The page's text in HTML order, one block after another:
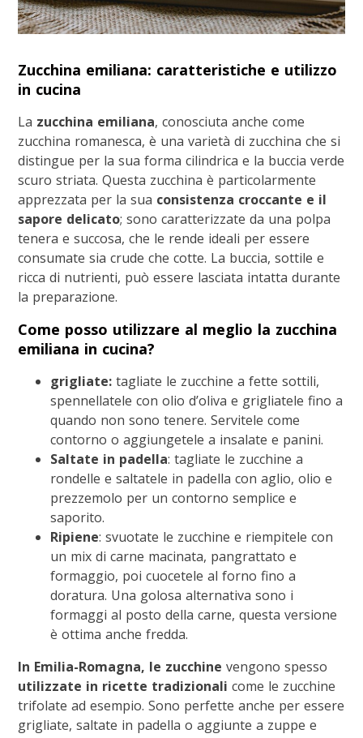
Zucchina emiliana: caratteristiche e utilizzo
in cucina
La zucchina emiliana, conosciuta anche come
zucchina romanesca, è una varietà di zucchina che si
distingue per la sua forma cilindrica e la buccia verde
scuro striata. Questa zucchina è particolarmente
apprezzata per la sua consistenza croccante e il
sapore delicato; sono caratterizzate da una polpa
tenera e succosa, che le rende ideali per essere
consumate sia crude che cotte. La buccia, sottile e
ricca di nutrienti, può essere lasciata intatta durante
la preparazione.
Come posso utilizzare al meglio la zucchina
emiliana in cucina?
grigliate: tagliate le zucchine a fette sottili,
spennellatele con olio d’oliva e grigliatele fino a
quando non sono tenere. Servitele come
contorno o aggiungetele a insalate e panini.
Saltate in padella: tagliate le zucchine a
rondelle e saltatele in padella con aglio, olio e
prezzemolo per un contorno semplice e
saporito.
Ripiene: svuotate le zucchine e riempitele con
un mix di carne macinata, pangrattato e
formaggio, poi cuocetele al forno fino a
doratura. Una golosa alternativa sono i
formaggi al posto della carne, questa versione
è ottima anche fredda.
In Emilia-Romagna, le zucchine vengono spesso
utilizzate in ricette tradizionalicome le zucchine
trifolate ad esempio. Sono perfette anche per essere
grigliate, saltate in padella o aggiunte a zuppe e